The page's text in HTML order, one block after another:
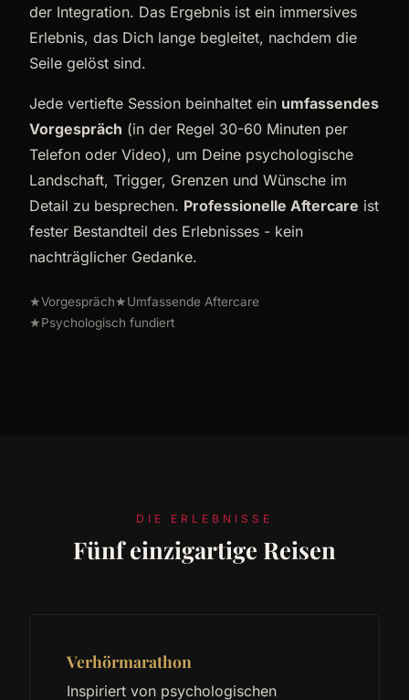
der Integration. Das Ergebnis ist ein immersives
Erlebnis, das Dich lange begleitet, nachdem die
Seile gelöst sind.
Jede vertiefte Session beinhaltet ein umfassendes
Vorgespräch (in der Regel 30-60 Minuten per
Telefon oder Video), um Deine psychologische
Landschaft, Trigger, Grenzen und Wünsche im
Detail zu besprechen. Professionelle Aftercare ist
fester Bestandteil des Erlebnisses - kein
nachträglicher Gedanke.
★Vorgespräch★Umfassende Aftercare
★Psychologisch fundiert
DIE ERLEBNISSE
Fünf einzigartige Reisen
Verhörmarathon
Inspiriert von psychologischen